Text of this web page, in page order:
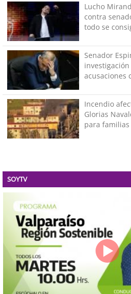
Lucho
contra
todo se
Senador
acusaciones
Incendio
Glorias
para
SOYTV